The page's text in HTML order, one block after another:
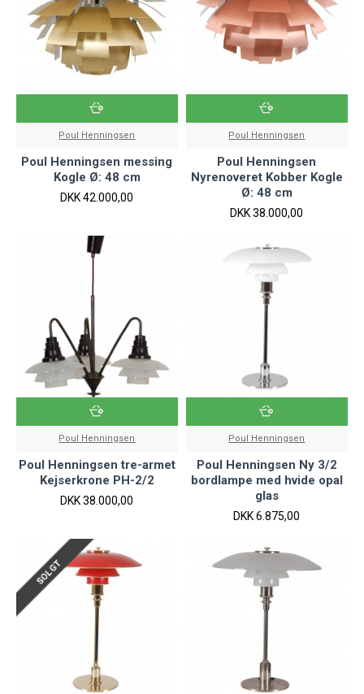
Poul Henningsen
Poul Henningsen messing
Kogle Ø: 48 cm
DKK 42.000,00
Poul Henningsen
Poul Henningsen
Nyrenoveret Kobber Kogle
Ø: 48 cm
DKK 38.000,00
Poul Henningsen
Poul Henningsen tre-armet
Kejserkrone PH-2/2
DKK 38.000,00
Poul Henningsen
Poul Henningsen Ny 3/2
bordlampe med hvide opal
glas
DKK 6.875,00
SOLGT